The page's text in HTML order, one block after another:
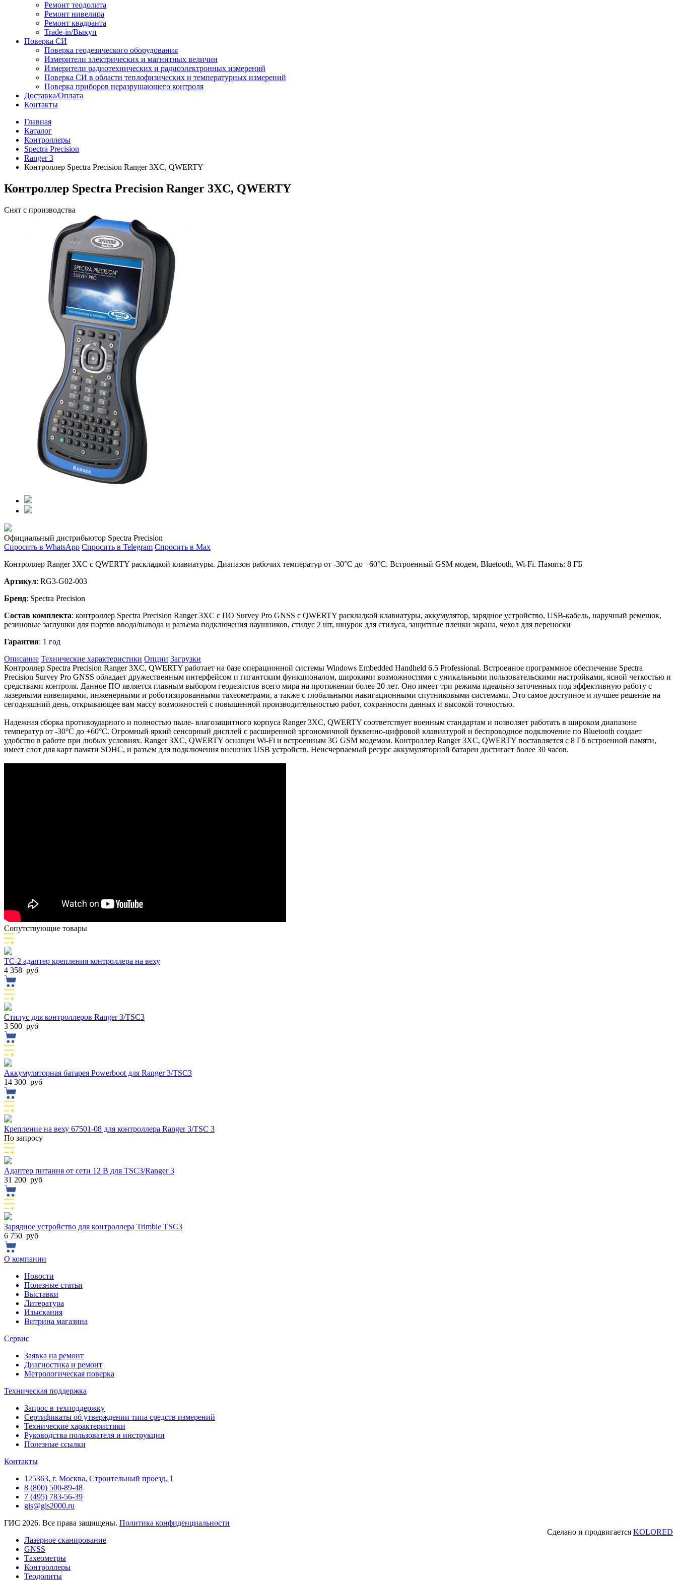
Ремонт теодолита
Ремонт нивелира
Ремонт квадранта
Trade-in/Выкуп
Поверка СИ
Поверка геодезического оборудования
Измерители электрических и магнитных величин
Измерители радиотехнических и радиоэлектронных измерений
Поверка СИ в области теплофизических и температурных измерений
Поверка приборов неразрушающего контроля
Доставка/Оплата
Контакты
Главная
Каталог
Контроллеры
Spectra Precision
Ranger 3
Контроллер Spectra Precision Ranger 3XC, QWERTY
Контроллер Spectra Precision Ranger 3XC, QWERTY
Снят с производства
Официальный дистрибьютор Spectra Precision
Спросить в WhatsApp Спросить в Telegram Спросить в Max
Контроллер Ranger 3XC с QWERTY раскладкой клавиатуры. Диапазон рабочих температур от -30°C до +60°C. Встроенный GSM модем, Bluetooth, Wi-Fi. Память: 8 ГБ
Артикул: RG3-G02-003
Бренд: Spectra Precision
Состав комплекта: контроллер Spectra Precision Ranger 3XC с ПО Survey Pro GNSS с QWERTY раскладкой клавиатуры, аккумулятор, зарядное устройство, USB-кабель, наручный ремешок,
резиновые заглушки для портов ввода/вывода и разъема подключения наушников, стилус 2 шт, шнурок для стилуса, защитные пленки экрана, чехол для переноски
Гарантия: 1 год
Описание Технические характеристики Опции Загрузки
Контроллер Spectra Precision Ranger 3XC, QWERTY работает на базе операционной системы Windows Embedded Handheld 6.5 Professional. Встроенное программное обеспечение Spectra
Precision Survey Pro GNSS обладает дружественным интерфейсом и гигантским функционалом, широкими возможностями с уникальными пользовательскими настройками, ясной четкостью и
средствами контроля. Данное ПО является главным выбором геодезистов всего мира на протяжении более 20 лет. Оно имеет три режима идеально заточенных под эффективную работу с
лазерными нивелирами, инженерными и роботизированными тахеометрами, а также с глобальными навигационными спутниковыми системами. Это самое доступное и лучшее решение на
сегодняшний день, открывающее вам массу возможностей с повышенной производительностью работ, сохранности данных и высокой точностью.
Надежная сборка противоударного и полностью пыле- влагозащитного корпуса Ranger 3XC, QWERTY соответствует военным стандартам и позволяет работать в широком диапазоне
температур от -30°C до +60°C. Огромный яркий сенсорный дисплей с расширенной эргономичной буквенно-цифровой клавиатурой и беспроводное подключение по Bluetooth создает
удобство в работе при любых условиях. Ranger 3XC, QWERTY оснащен Wi-Fi и встроенным 3G GSM модемом. Контроллер Ranger 3XC, QWERTY поставляется с 8 Гб встроенной памяти,
имеет слот для карт памяти SDHC, и разъем для подключения внешних USB устройств. Неисчерпаемый ресурс аккумуляторной батареи достигает более 30 часов.
Сопутствующие товары
TC-2 адаптер крепления контроллера на веху
4 358 руб
Cтилус для контроллеров Ranger 3/TSC3
3 500 руб
Аккумуляторная батарея Powerboot для Ranger 3/TSC3
14 300 руб
Крепление на веху 67501-08 для контроллера Rаnger 3/TSC 3
По запросу
Адаптер питания от сети 12 В для TSC3/Ranger 3
31 200 руб
Зарядное устройство для контроллера Trimble TSC3
6 750 руб
О компании
Новости
Полезные статьи
Выставки
Литература
Изыскания
Витрина магазина
Сервис
Заявка на ремонт
Диагностика и ремонт
Метрологическая поверка
Техническая поддержка
Запрос в техподдержку
Сертификаты об утверждении типа средств измерений
Технические характеристики
Руководства пользователя и инструкции
Полезные ссылки
Контакты
125363, г. Москва, Строительный проезд, 1
8 (800) 500-89-48
7 (495) 783-56-39
gis@gis2000.ru
ГИС 2026. Все права защищены. Политика конфиденциальности
Сделано и продвигается KOLORED
Лазерное сканирование
GNSS
Тахеометры
Контроллеры
Теодолиты